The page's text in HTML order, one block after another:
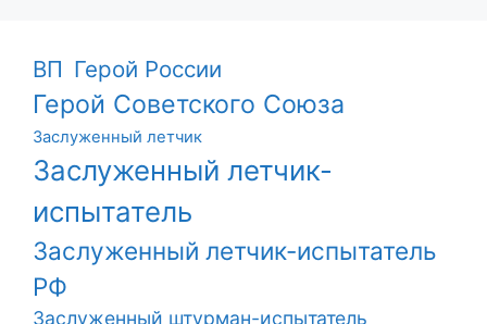
ВП Герой России
Герой Советского Союза
Заслуженный летчик
Заслуженный летчик-
испытатель
Заслуженный летчик-испытатель
РФ
Заслуженный штурман-испытатель